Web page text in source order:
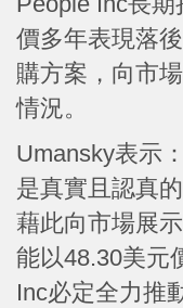
價多年表現落
購方案，向市
情況。
Umansky表示
是真實且認真
藉此向市場展
能以48.30美元
Inc必定全力推